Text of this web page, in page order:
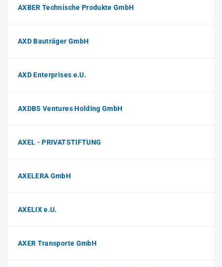
AXBER Technische Produkte GmbH
AXD Bauträger GmbH
AXD Enterprises e.U.
AXDBS Ventures Holding GmbH
AXEL - PRIVATSTIFTUNG
AXELERA GmbH
AXELIX e.U.
AXER Transporte GmbH